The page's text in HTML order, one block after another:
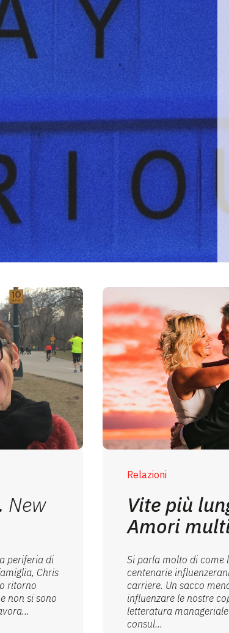
New
periferia di
Chris
ritorno
non si sono
Relazioni
Vite più
Amori
Si parla molto di come
centenarie
carriere. Un sacco
influenzare le nostre
letteratura
consul...